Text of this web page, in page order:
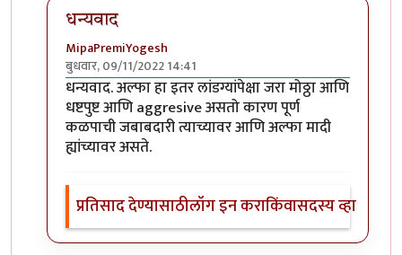
धन्यवाद
MipaPremiYogesh
बुधवार, 09/11/2022 14:41
In reply toखुपच रोमांचित घटना व फोटो!byBhakti
धन्यवाद. अल्फा हा इतर लांडग्यांपेक्षा जरा मोठ्ठा आणि
धष्टपुष्ट आणि aggresive असतो कारण पूर्ण
कळपाची जबाबदारी त्याच्यावर आणि अल्फा मादी
ह्यांच्यावर असते.
प्रतिसाद देण्यासाठीलॉग इन कराकिंवासदस्य व्हा